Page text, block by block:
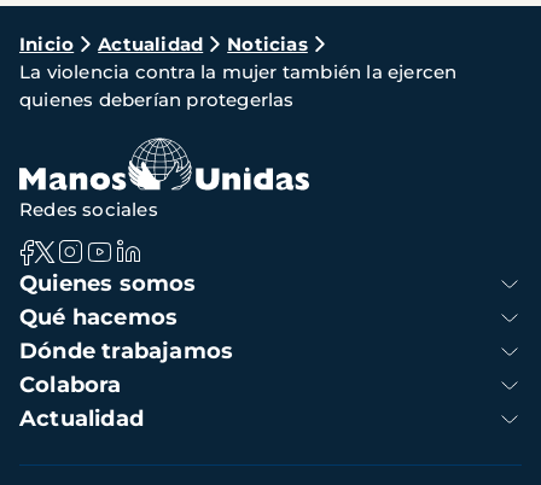
Ruta
de
navegación
Inicio Actualidad
Noticias
La violencia contra la mujer también la ejercen
quienes deberían protegerlas
Navegación
principal
Quienes somos
Qué hacemos
Dónde trabajamos
Colabora
Actualidad
Redes sociales